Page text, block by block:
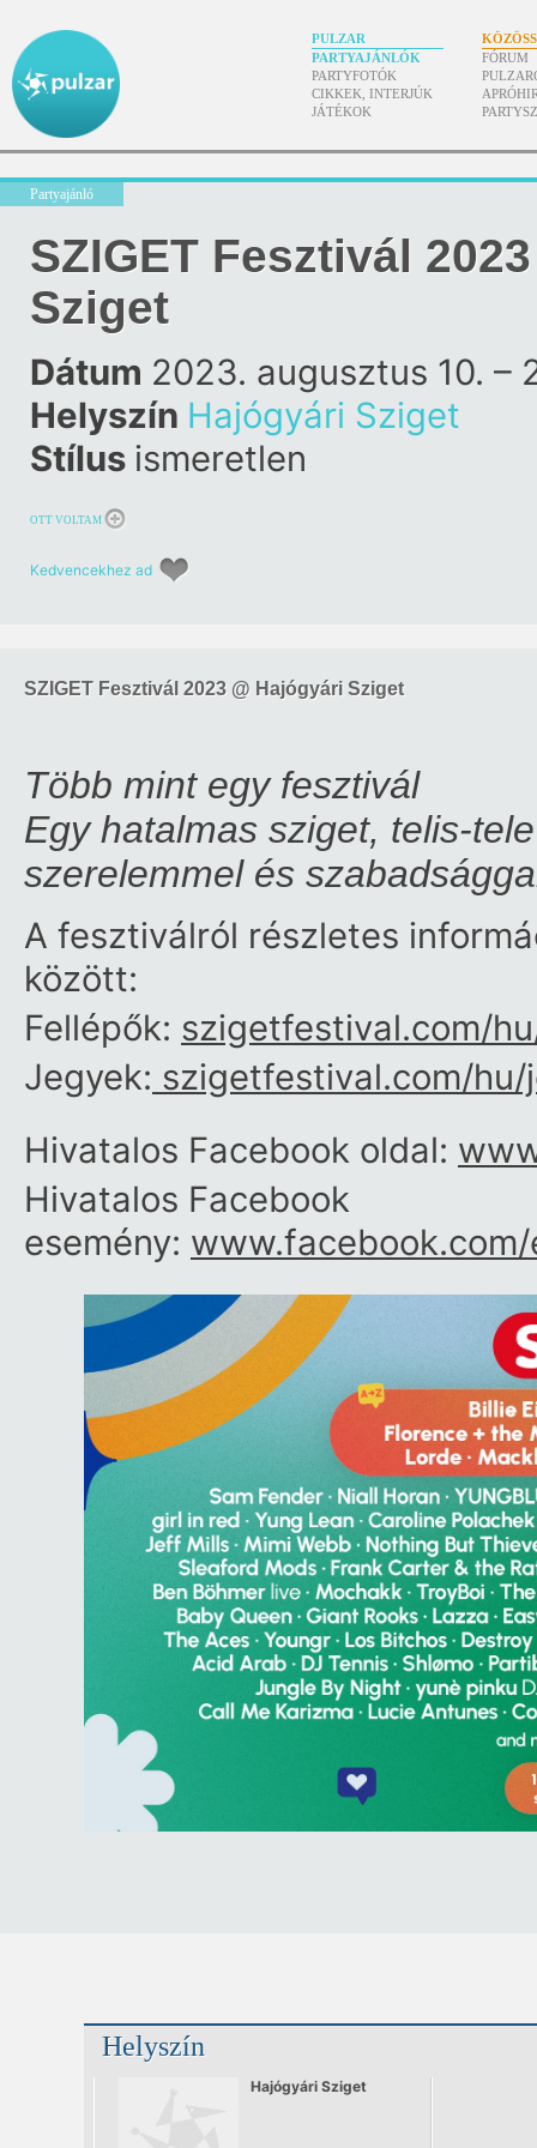
PULZAR
PARTYAJÁNLÓK
PARTYFOTÓK
CIKKEK, INTERJÚK
JÁTÉKOK
FÓRUM
Partyajánló
SZIGET Fesztivál
Sziget
Dátum 2023. augusztus 10. –
Helyszín Hajógyári Sziget
Stílus ismeretlen
OTT VOLTAM
Kedvencekhez ad
SZIGET Fesztivál 2023 @ Hajógyári Sziget
Több mint egy fesztivál
Egy hatalmas sziget, telis-
szerelemmel és
A fesztiválról részletes
között:
Fellépők: szigetfestival.com/
Jegyek: szigetfestival.com/​
Hivatalos Facebook oldal:
Hivatalos Facebook
esemény:
Helyszín
Hajógyári Sziget